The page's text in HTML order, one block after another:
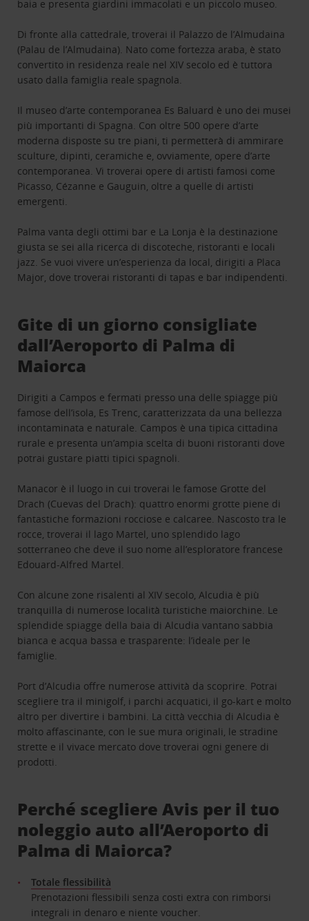
baia e presenta giardini immacolati e un piccolo museo.
Di fronte alla cattedrale, troverai il Palazzo de l’Almudaina
(Palau de l’Almudaina). Nato come fortezza araba, è stato
convertito in residenza reale nel XIV secolo ed è tuttora
usato dalla famiglia reale spagnola.
Il museo d’arte contemporanea Es Baluard è uno dei musei
più importanti di Spagna. Con oltre 500 opere d’arte
moderna disposte su tre piani, ti permetterà di ammirare
sculture, dipinti, ceramiche e, ovviamente, opere d’arte
contemporanea. Vi troverai opere di artisti famosi come
Picasso, Cézanne e Gauguin, oltre a quelle di artisti
emergenti.
Palma vanta degli ottimi bar e La Lonja è la destinazione
giusta se sei alla ricerca di discoteche, ristoranti e locali
jazz. Se vuoi vivere un’esperienza da local, dirigiti a Placa
Major, dove troverai ristoranti di tapas e bar indipendenti.
Gite di un giorno consigliate
dall’Aeroporto di Palma di
Maiorca
Dirigiti a Campos e fermati presso una delle spiagge più
famose dell’isola, Es Trenc, caratterizzata da una bellezza
incontaminata e naturale. Campos è una tipica cittadina
rurale e presenta un’ampia scelta di buoni ristoranti dove
potrai gustare piatti tipici spagnoli.
Manacor è il luogo in cui troverai le famose Grotte del
Drach (Cuevas del Drach): quattro enormi grotte piene di
fantastiche formazioni rocciose e calcaree. Nascosto tra le
rocce, troverai il lago Martel, uno splendido lago
sotterraneo che deve il suo nome all’esploratore francese
Edouard-Alfred Martel.
Con alcune zone risalenti al XIV secolo, Alcudia è più
tranquilla di numerose località turistiche maiorchine. Le
splendide spiagge della baia di Alcudia vantano sabbia
bianca e acqua bassa e trasparente: l’ideale per le
famiglie.
Port d’Alcudia offre numerose attività da scoprire. Potrai
scegliere tra il minigolf, i parchi acquatici, il go-kart e molto
altro per divertire i bambini. La città vecchia di Alcudia è
molto affascinante, con le sue mura originali, le stradine
strette e il vivace mercato dove troverai ogni genere di
prodotti.
Perché scegliere Avis per il tuo
noleggio auto all’Aeroporto di
Palma di Maiorca?
Totale flessibilità
Prenotazioni flessibili senza costi extra con rimborsi
integrali in denaro e niente voucher.